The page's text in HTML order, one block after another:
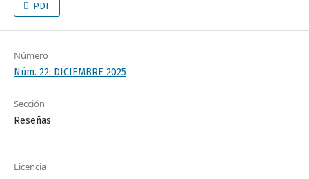
PDF
Número
Núm. 22: DICIEMBRE 2025
Sección
Reseñas
Licencia